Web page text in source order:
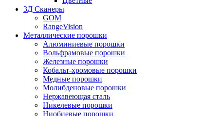
3Д Сканеры
GOM
RangeVision
Металлические порошки
Алюминиевые порошки
Вольфрамовые порошки
Железные порошки
Кобальт-хромовые порошки
Медные порошки
Молибденовые порошки
Нержавеющая сталь
Никелевые порошки
Ниобиевые порошки